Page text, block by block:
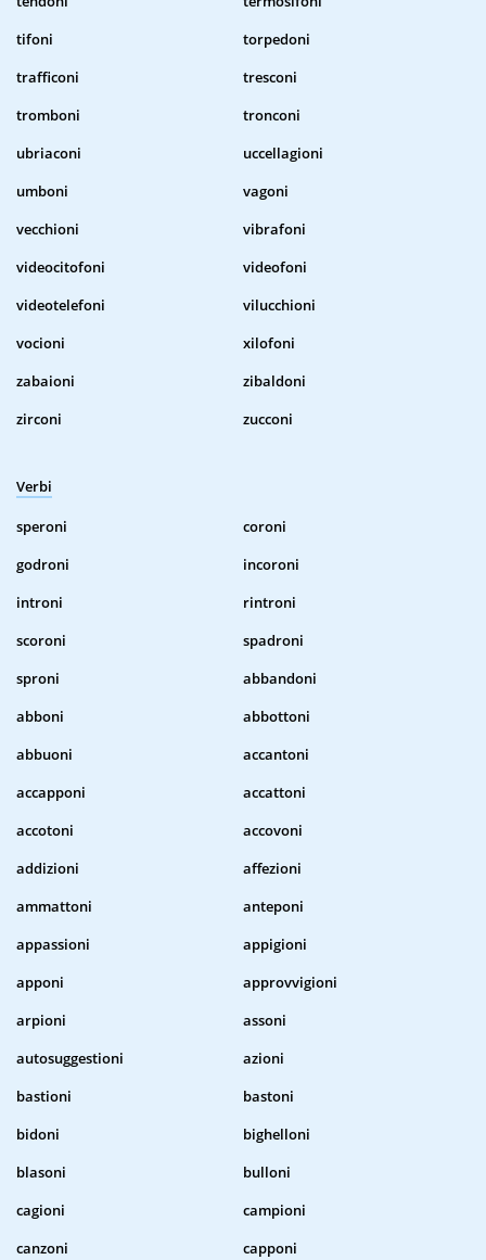
tifoni
torpedoni
trafficoni
tresconi
tromboni
tronconi
ubriaconi
uccellagioni
umboni
vagoni
vecchioni
vibrafoni
videocitofoni
videofoni
videotelefoni
vilucchioni
vocioni
xilofoni
zabaioni
zibaldoni
zirconi
zucconi
Verbi
speroni
coroni
godroni
incoroni
introni
rintroni
scoroni
spadroni
sproni
abbandoni
abboni
abbottoni
abbuoni
accantoni
accapponi
accattoni
accotoni
accovoni
addizioni
affezioni
ammattoni
anteponi
appassioni
appigioni
apponi
approvvigioni
arpioni
assoni
autosuggestioni
azioni
bastioni
bastoni
bidoni
bighelloni
blasoni
bulloni
cagioni
campioni
canzoni
capponi